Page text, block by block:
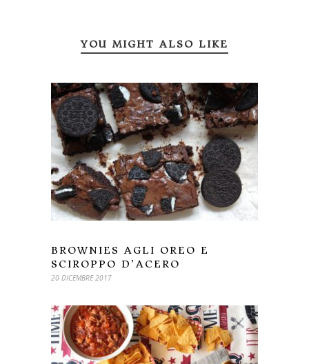
YOU MIGHT ALSO LIKE
BROWNIES AGLI OREO E
SCIROPPO D’ACERO
20 DICEMBRE 2017